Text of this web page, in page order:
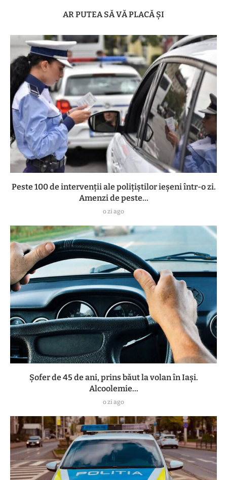
AR PUTEA SĂ VĂ PLACĂ ȘI
Peste 100 de intervenții ale polițiștilor ieșeni într-o zi.
Amenzi de peste...
o zi ago
Șofer de 45 de ani, prins băut la volan în Iași.
Alcoolemie...
o zi ago